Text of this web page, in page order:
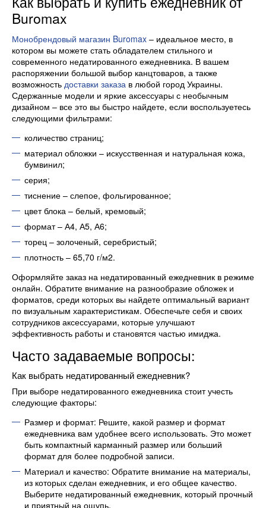
Buromax
Монобрендовый магазин Buromax – идеальное место, в
котором вы можете стать обладателем стильного и
современного недатированного ежедневника. В вашем
распоряжении большой выбор канцтоваров, а также
возможность доставки заказа в любой город Украины.
Сдержанные модели и яркие аксессуары с необычным
дизайном – все это вы быстро найдете, если воспользуетесь
следующими фильтрами:
количество страниц;
материал обложки – искусственная и натуральная кожа,
бумвинил;
серия;
тиснение – слепое, фольгированное;
цвет блока – белый, кремовый;
формат – А4, А5, А6;
торец – золоченый, серебристый;
плотность – 65,70 г/м2.
Оформляйте заказ на недатированный ежедневник в режиме
онлайн. Обратите внимание на разнообразие обложек и
форматов, среди которых вы найдете оптимальный вариант
по визуальным характеристикам. Обеспечьте себя и своих
сотрудников аксессуарами, которые улучшают
эффективность работы и становятся частью имиджа.
Часто задаваемые вопросы:
Как выбрать недатированный ежедневник?
При выборе недатированного ежедневника стоит учесть
следующие факторы:
Размер и формат: Решите, какой размер и формат
ежедневника вам удобнее всего использовать. Это может
быть компактный карманный размер или больший
формат для более подробной записи.
Материал и качество: Обратите внимание на материалы,
из которых сделан ежедневник, и его общее качество.
Выберите недатированный ежедневник, который прочный
и приятный на ощупь.